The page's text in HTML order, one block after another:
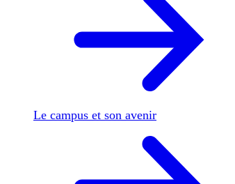
Le campus et son avenir